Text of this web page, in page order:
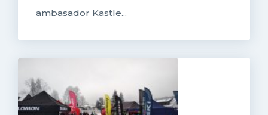
ambasador Kästle...